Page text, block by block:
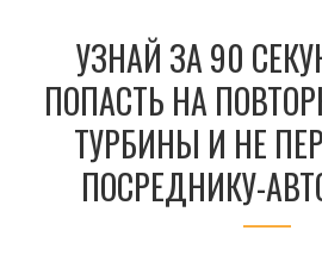
УЗНАЙ ЗА 90
ПОПАСТЬ НА
ТУРБИНЫ И НЕ
ПОСРЕДНИКУ-